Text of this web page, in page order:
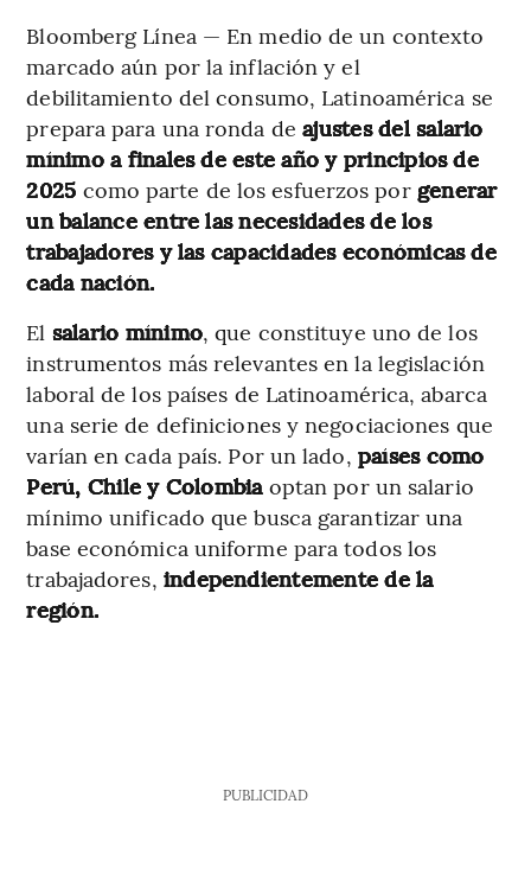
Bloomberg Línea — En medio de un contexto
marcado aún por la inflación y el
debilitamiento del consumo, Latinoamérica se
prepara para una ronda de ajustes del salario
mínimo a finales de este año y principios de
2025 como parte de los esfuerzos por generar
un balance entre las necesidades de los
trabajadores y las capacidades económicas de
cada nación.
El salario mínimo, que constituye uno de los
instrumentos más relevantes en la legislación
laboral de los países de Latinoamérica, abarca
una serie de definiciones y negociaciones que
varían en cada país. Por un lado, países como
Perú, Chile y Colombiaoptan por un salario
mínimo unificado que busca garantizar una
base económica uniforme para todos los
trabajadores, independientemente de la
región.
PUBLICIDAD